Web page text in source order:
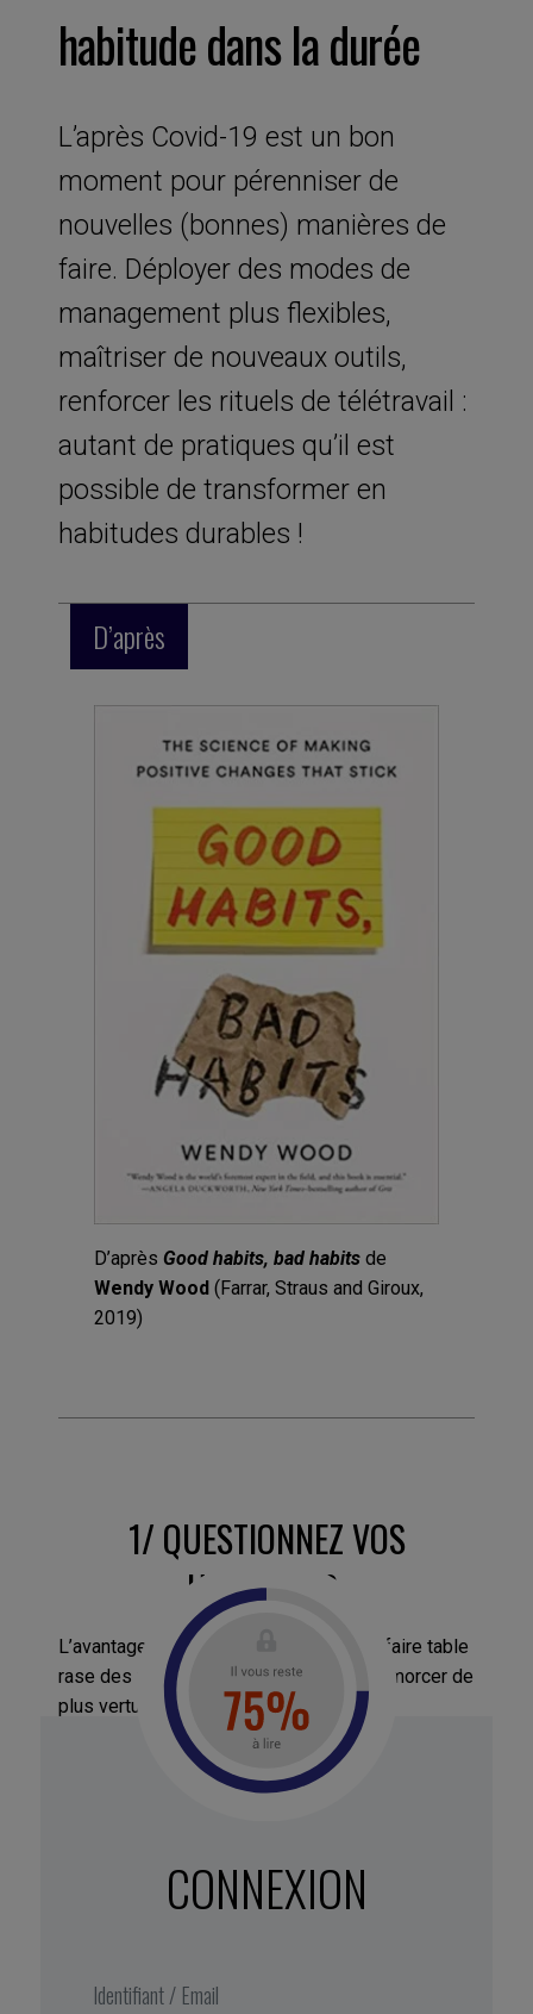
habitude dans la durée
L’après Covid-19 est un bon
moment pour pérenniser de
nouvelles (bonnes) manières de
faire. Déployer des modes de
management plus flexibles,
maîtriser de nouveaux outils,
renforcer les rituels de télétravail :
autant de pratiques qu’il est
possible de transformer en
habitudes durables !
D’après
D’après Good habits, bad habitsde
Wendy Wood(Farrar, Straus and Giroux,
2019)
1/ QUESTIONNEZ VOS
HABITUDES
L’avantage de la crise ? Elle permet de faire table
rase des mauvaises habitudes et d’en amorcer de
plus vertueuses.
Commencez par faire le point
objectifs auxquels vous souhaitez donner la
restent en phase avec eux– c’est le bon
moment d’abandonner celles qui sont
pratiqueamorcée pendant la crise que vous
CONNEXION